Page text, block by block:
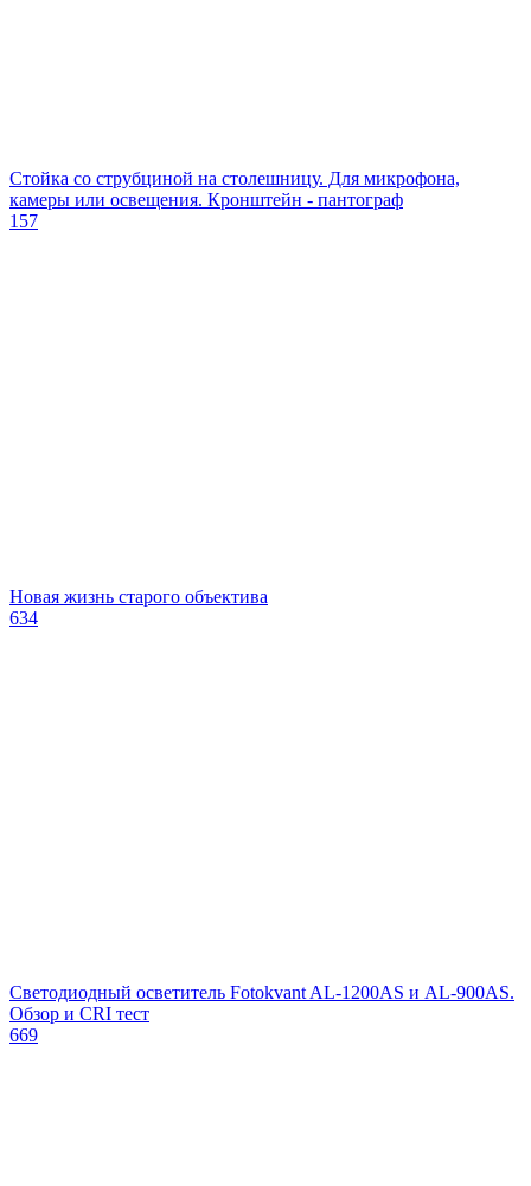
Стойка со струбциной на столешницу. Для микрофона,
камеры или освещения. Кронштейн - пантограф
157
Новая жизнь старого объектива
634
Светодиодный осветитель Fotokvant AL-1200AS и AL-900AS.
Обзор и CRI тест
669